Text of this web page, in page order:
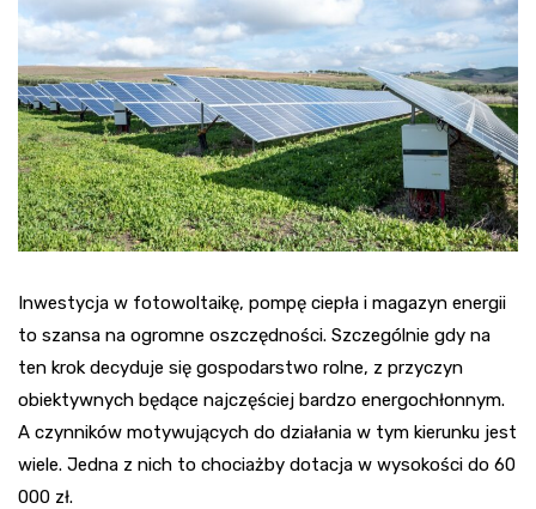
Inwestycja w fotowoltaikę, pompę ciepła i magazyn energii
to szansa na ogromne oszczędności. Szczególnie gdy na
ten krok decyduje się gospodarstwo rolne, z przyczyn
obiektywnych będące najczęściej bardzo energochłonnym.
A czynników motywujących do działania w tym kierunku jest
wiele. Jedna z nich to chociażby dotacja w wysokości do 60
000 zł.